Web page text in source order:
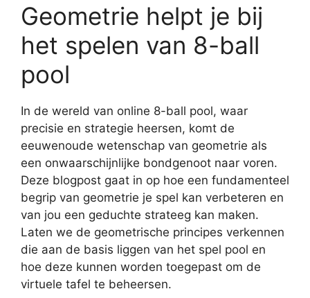
Geometrie helpt je bij
het spelen van 8-ball
pool
In de wereld van online 8-ball pool, waar
precisie en strategie heersen, komt de
eeuwenoude wetenschap van geometrie als
een onwaarschijnlijke bondgenoot naar voren.
Deze blogpost gaat in op hoe een fundamenteel
begrip van geometrie je spel kan verbeteren en
van jou een geduchte strateeg kan maken.
Laten we de geometrische principes verkennen
die aan de basis liggen van het spel pool en
hoe deze kunnen worden toegepast om de
virtuele tafel te beheersen.